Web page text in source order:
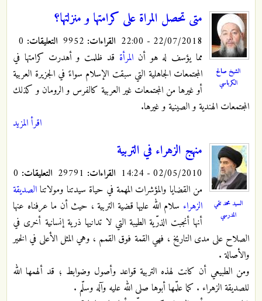
الشيخ صالح
الكرباسي
متى تحصل المراة على كرامتها و منزلتها؟
22/07/2018 - 22:00 القراءات: التعليقات:
مما يؤسف له هو أنالمرأة قد ظلمت و أهدرت كرامتها في
المجتمعات الجاهلية التي سبقت الإسلام سواءً في الجزيرة العربية
أو غيرها من المجتمعات غير العربية كالفرس و الرومان و كذلك
المجتمعات الهندية و الصينية و غيرها.
اقرأ المزيد
السيد محمد تقي
المدرسي
منهج الزهراء في التربية
02/05/2010 - 14:24 القراءات: التعليقات:
من القضايا والمؤشرات المهمة في حياة سيدتنا ومولاتناالصديقة
الزهراء سلام الله عليها قضية التربية ، حيث أن ما عرفناه عنها
أنها أنجبت الذرّية الطيبة التي لا تدانيها ذرية إنسانية أخرى في
الصلاح على مدى التاريخ ، فهي القمة فوق القمم ، وهي المثل الأعلى في الخير
والأصالة .
ومن الطبيعي أن كانت لهذه التربية قواعد وأصول وضوابط ؛ قد ألهمها الله
للصديقة الزهراء . كما علّمها أبوها صلى الله عليه وآله وسلّم .